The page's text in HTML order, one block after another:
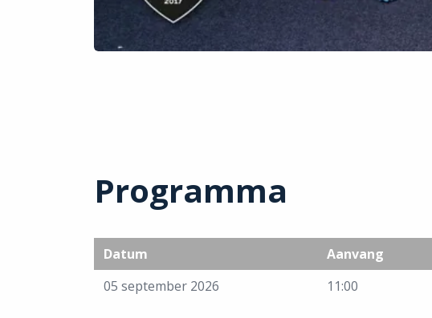
Programma
Datum Aanvang
05 september 2026
11:00